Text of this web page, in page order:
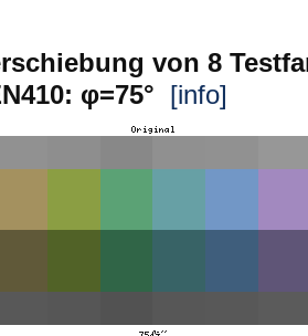
von 8
φ=75° [info]